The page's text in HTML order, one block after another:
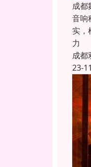
成都
音响
实，
力
成都
23-